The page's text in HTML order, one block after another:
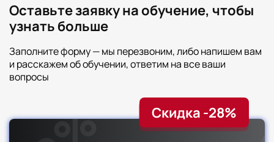
Оставьте заявку на обучение, чтобы
узнать больше
Заполните форму — мы перезвоним, либо напишем вам
и расскажем об обучении, ответим на все ваши
вопросы
Скидка -28%